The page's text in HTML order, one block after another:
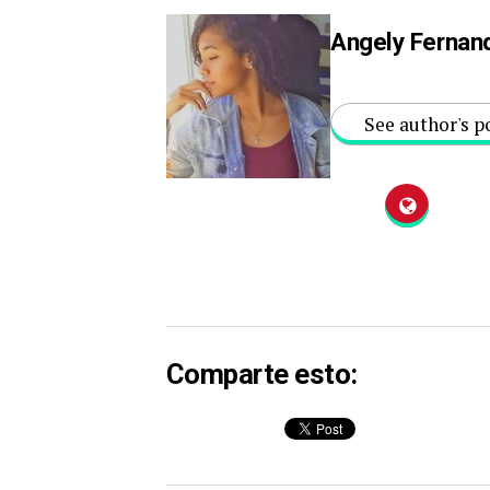
Angely
See author's
Comparte esto: